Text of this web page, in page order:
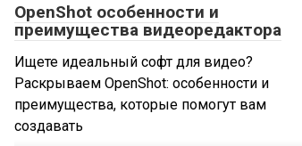
OpenShot особенности и
преимущества видеоредактора
Ищете идеальный софт для видео?
Раскрываем OpenShot: особенности и
преимущества, которые помогут вам
создавать